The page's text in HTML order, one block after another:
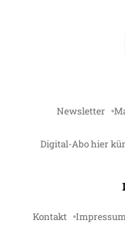
Newsletter
Digital-Abo hier
Kontakt